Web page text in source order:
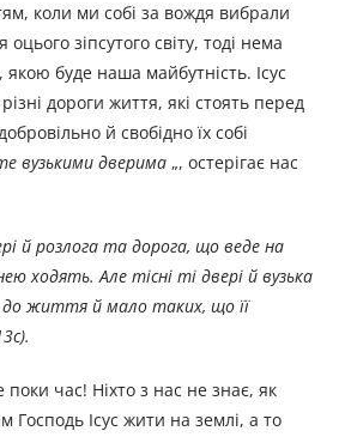
коли ми собі за вождя вибрали
зіпсутого світу, тоді нема
якою буде наша майбутність. Ісус
дороги життя, які стоять перед
й свобідно їх собі
вузькими дверима „, остерігає нас
й розлога та дорога, що веде на
ходять. Але тісні ті двері й вузька
життя й мало таких, що її
час! Ніхто з нас не знає, як
Господь Ісус жити на землі, а то